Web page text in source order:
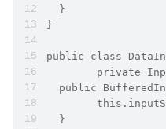
  }
}
public class
private
public
  }